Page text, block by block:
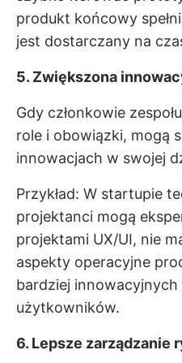
produkt końcowy
jest dostarczany na
5. Zwiększona
Gdy członkowie
role i obowiązki, mogą
innowacjach w swojej
Przykład: W startupie
projektanci mogą
projektami UX/UI, nie
aspekty operacyjne
bardziej
użytkowników.
6. Lepsze zarządzanie